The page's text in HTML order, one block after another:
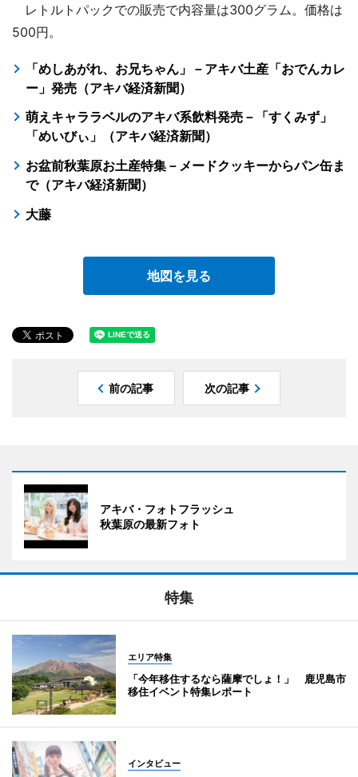
レトルトパックでの販売で内容量は300グラム。価格は
500円。
「めしあがれ、お兄ちゃん」－アキバ土産「おでんカレ
ー」発売（アキバ経済新聞）
萌えキャララベルのアキバ系飲料発売－「すくみず」
「めいびぃ」（アキバ経済新聞）
お盆前秋葉原お土産特集－メードクッキーからパン缶ま
で（アキバ経済新聞）
大藤
地図を見る
前の記事 次の記事
アキバ・フォトフラッシュ
秋葉原の最新フォト
特集
エリア特集
「今年移住するなら薩摩でしょ！」 鹿児島市
移住イベント特集レポート
インタビュー